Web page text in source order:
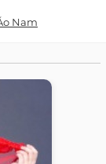
Nam